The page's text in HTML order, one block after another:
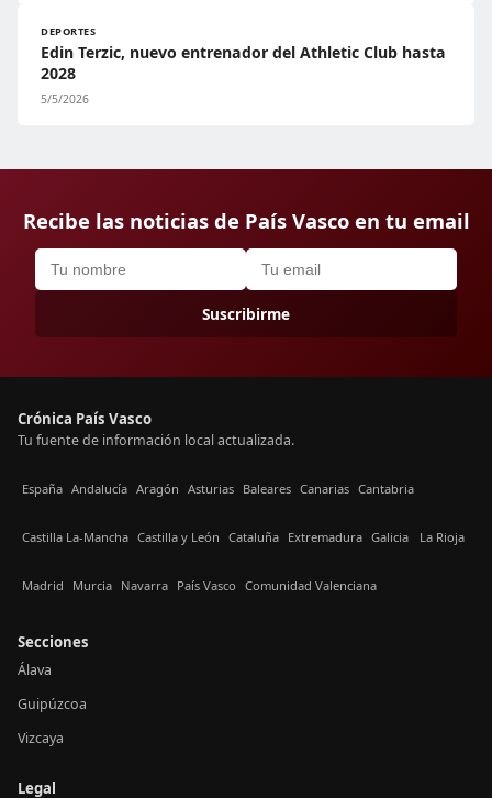
DEPORTES
Edin Terzic, nuevo entrenador del Athletic Club hasta
2028
5/5/2026
Recibe las noticias de País Vasco en tu email
Suscribirme
Crónica País Vasco
Tu fuente de información local actualizada.
España Andalucía Aragón Asturias Baleares Canarias Cantabria
Castilla La-Mancha Castilla y León Cataluña Extremadura Galicia La Rioja
Madrid Murcia Navarra País Vasco Comunidad Valenciana
Secciones
Álava
Guipúzcoa
Vizcaya
Legal